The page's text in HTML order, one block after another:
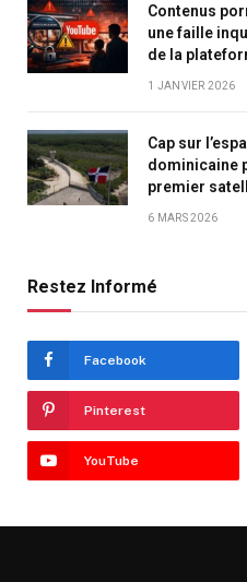
Contenus
une faille
de la
1 JANVIER 2026
Cap sur
dominicaine
premier
6 MARS 2026
Restez Informé
Facebook
Pinterest
YouTube